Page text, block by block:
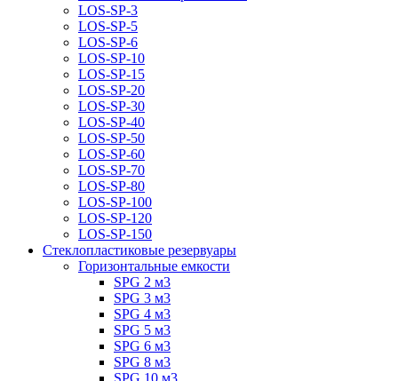
LOS-SP-3
LOS-SP-5
LOS-SP-6
LOS-SP-10
LOS-SP-15
LOS-SP-20
LOS-SP-30
LOS-SP-40
LOS-SP-50
LOS-SP-60
LOS-SP-70
LOS-SP-80
LOS-SP-100
LOS-SP-120
LOS-SP-150
Стеклопластиковые резервуары
Горизонтальные емкости
SPG 2 м3
SPG 3 м3
SPG 4 м3
SPG 5 м3
SPG 6 м3
SPG 8 м3
SPG 10 м3